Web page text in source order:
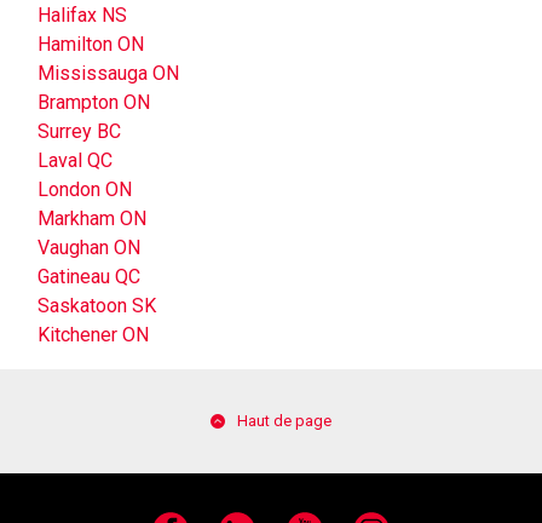
Halifax NS
Hamilton ON
Mississauga ON
Brampton ON
Surrey BC
Laval QC
London ON
Markham ON
Vaughan ON
Gatineau QC
Saskatoon SK
Kitchener ON
Haut de page